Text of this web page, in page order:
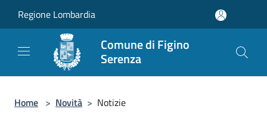
Regione Lombardia
Comune di Figino
Serenza
Home > Novità > Notizie